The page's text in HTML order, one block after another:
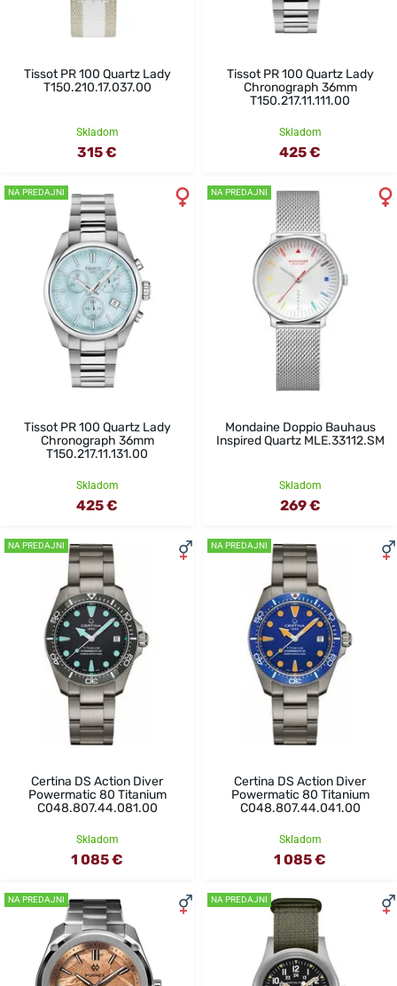
Tissot PR 100 Quartz Lady
T150.210.17.037.00
Skladom
315 €
Tissot PR 100 Quartz Lady
Chronograph 36mm
T150.217.11.111.00
Skladom
425 €
NA PREDAJNI
Tissot PR 100 Quartz Lady
Chronograph 36mm
T150.217.11.131.00
Skladom
425 €
NA PREDAJNI
Mondaine Doppio Bauhaus
Inspired Quartz MLE.33112.SM
Skladom
269 €
NA PREDAJNI
Certina DS Action Diver
Powermatic 80 Titanium
C048.807.44.081.00
Skladom
1 085 €
NA PREDAJNI
Certina DS Action Diver
Powermatic 80 Titanium
C048.807.44.041.00
Skladom
1 085 €
NA PREDAJNI NA PREDAJNI